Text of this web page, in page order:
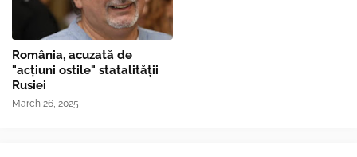
România, acuzată de
"acțiuni ostile" statalității
Rusiei
March 26, 2025